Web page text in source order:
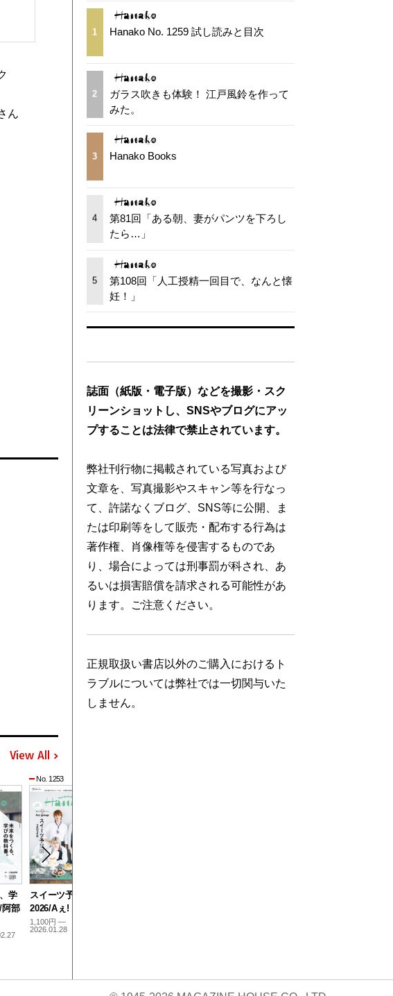
ん
View All
学
阿部
No. 1253
スイーツ予想図
2026/Aぇ! grou …
1,100円 —
2026.01.28
1 Hanako No. 1259 試し読みと目次
2
ガラス吹きも体験！ 江戸風鈴を作って
みた。
3 Hanako Books
4
第81回「ある朝、妻がパンツを下ろし
たら…」
5
第108回「人工授精一回目で、なんと懐
妊！」
誌面（紙版・電子版）などを撮影・スク
リーンショットし、SNSやブログにアッ
プすることは法律で禁止されています。
弊社刊行物に掲載されている写真および
文章を、写真撮影やスキャン等を行なっ
て、許諾なくブログ、SNS等に公開、ま
たは印刷等をして販売・配布する行為は
著作権、肖像権等を侵害するものであ
り、場合によっては刑事罰が科され、あ
るいは損害賠償を請求される可能性があ
ります。ご注意ください。
正規取扱い書店以外のご購入におけるト
ラブルについては弊社では一切関与いた
しません。